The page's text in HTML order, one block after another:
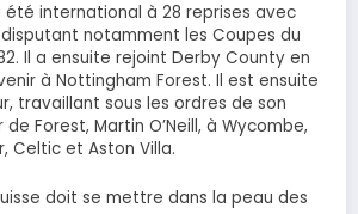
été international à 28 reprises avec
disputant notamment les Coupes du
Il a ensuite rejoint Derby County en
à Nottingham Forest. Il est ensuite
travaillant sous les ordres de son
Forest, Martin O’Neill, à Wycombe,
Celtic et Aston Villa.
doit se mettre dans la peau des